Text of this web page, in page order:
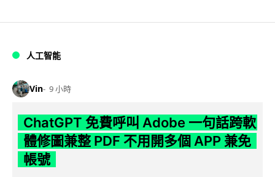
人工智能
Vin 9 小時
ChatGPT 免費呼叫 Adobe 一句話跨軟
體修圖兼整 PDF 不用開多個 APP 兼免
帳號